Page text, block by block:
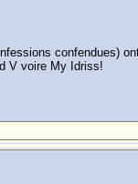
confendues)
V voire My Idriss!